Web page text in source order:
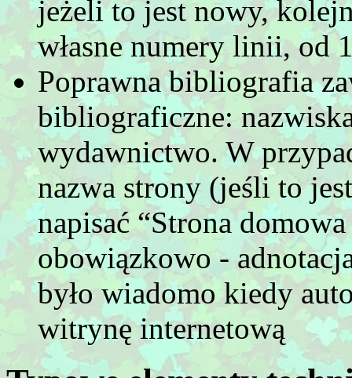
jeżeli to jest nowy,
własne numery linii, od
Poprawna bibliografia
bibliograficzne:
wydawnictwo. W
nazwa strony (jeśli to
napisać “Strona
obowiązkowo -
było wiadomo kiedy
witrynę internetową